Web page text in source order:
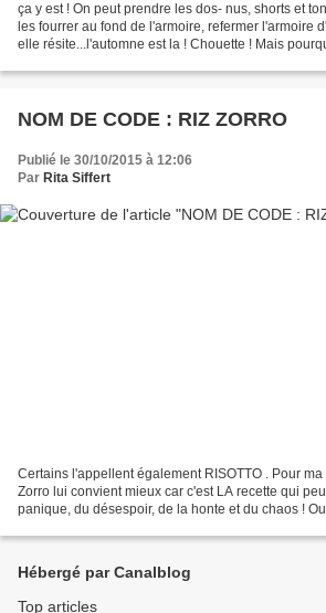
ça y est ! On peut prendre les dos- nus, shorts et
les fourrer au fond de l'armoire, refermer l'armoire
elle résite...l'automne est la ! Chouette ! Mais
NOM DE CODE : RIZ ZORRO
Publié le 30/10/2015 à 12:06
Par Rita Siffert
Certains l'appellent également RISOTTO . Pour
Zorro lui convient mieux car c'est LA recette qui
panique, du désespoir, de la honte et du chaos !
Hébergé par Canalblog
Top articles